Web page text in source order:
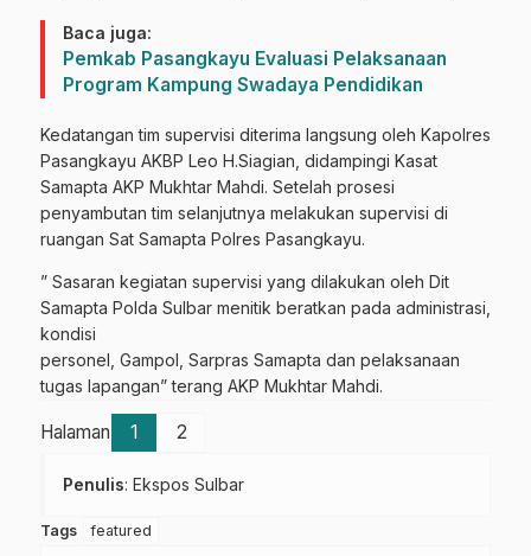
Baca juga:
Pemkab Pasangkayu Evaluasi Pelaksanaan
Program Kampung Swadaya Pendidikan
Kedatangan tim supervisi diterima langsung oleh Kapolres
Pasangkayu AKBP Leo H.Siagian, didampingi Kasat
Samapta AKP Mukhtar Mahdi. Setelah prosesi
penyambutan tim selanjutnya melakukan supervisi di
ruangan Sat Samapta Polres Pasangkayu.
” Sasaran kegiatan supervisi yang dilakukan oleh Dit
Samapta Polda Sulbar menitik beratkan pada administrasi,
kondisi
personel, Gampol, Sarpras Samapta dan pelaksanaan
tugas lapangan” terang AKP Mukhtar Mahdi.
Halaman 1 2
Penulis: Ekspos Sulbar
Tags featured